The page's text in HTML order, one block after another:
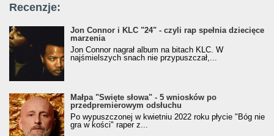
Recenzje:
Jon Connor i KLC "24" - czyli rap spełnia dziecięce
marzenia
Jon Connor nagrał album na bitach KLC. W
najśmielszych snach nie przypuszczał,...
Małpa "Święte słowa" - 5 wniosków po
przedpremierowym odsłuchu
Po wypuszczonej w kwietniu 2022 roku płycie "Bóg nie
gra w kości" raper z...